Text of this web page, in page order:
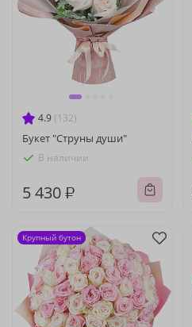
4.9 (132)
Букет "Струны души"
В наличии
5 430 ₽
Крупный бутон